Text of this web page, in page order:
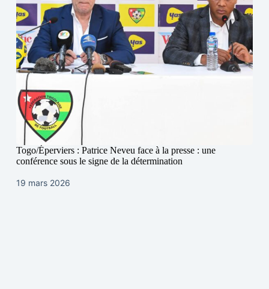
Togo/Éperviers : Patrice Neveu face à la presse : une
conférence sous le signe de la détermination
19 mars 2026